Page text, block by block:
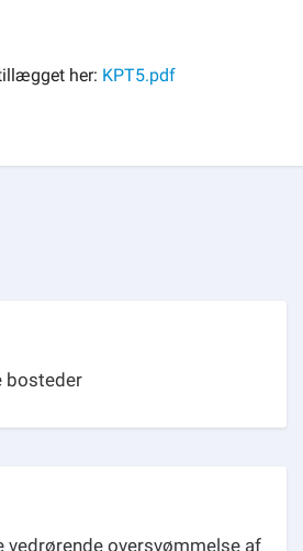
her: KPT5.pdf
bosteder
vedrørende oversvømmelse af